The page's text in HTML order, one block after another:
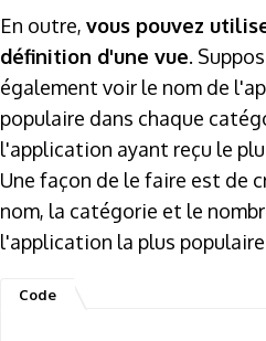
En outre, vous pouvez
définition d'une vue.
également voir le nom de
populaire dans chaque
l'application ayant reçu le
Une façon de le faire est de
nom, la catégorie et le
l'application la plus